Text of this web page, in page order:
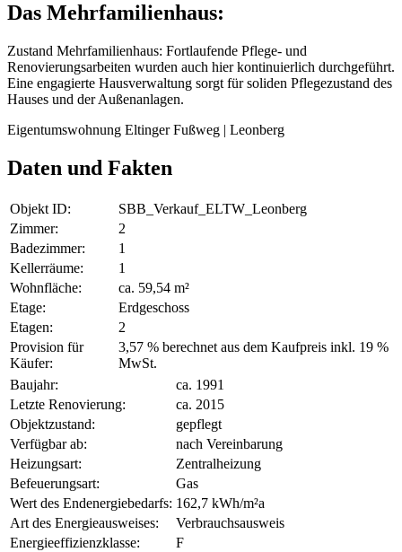
Das Mehrfamilienhaus:
Zustand Mehrfamilienhaus: Fortlaufende Pflege- und
Renovierungsarbeiten wurden auch hier kontinuierlich durchgeführt.
Eine engagierte Hausverwaltung sorgt für soliden Pflegezustand des
Hauses und der Außenanlagen.
Eigentumswohnung Eltinger Fußweg | Leonberg
Daten und Fakten
Objekt ID:
SBB_Verkauf_ELTW_Leonberg
Zimmer:
2
Badezimmer:
1
Kellerräume:
1
Wohnfläche:
ca. 59,54 m²
Etage:
Erdgeschoss
Etagen:
2
Provision für
Käufer:
3,57 % berechnet aus dem Kaufpreis inkl. 19 %
MwSt.
Baujahr:
ca. 1991
Letzte Renovierung:
ca. 2015
Objektzustand:
gepflegt
Verfügbar ab:
nach Vereinbarung
Heizungsart:
Zentralheizung
Befeuerungsart:
Gas
Wert des Endenergiebedarfs: 162,7 kWh/m²a
Art des Energieausweises:
Verbrauchsausweis
Energieeffizienzklasse:
F